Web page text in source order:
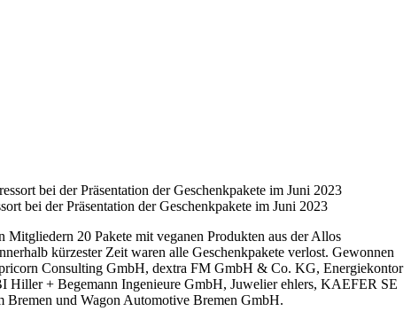
bei der Präsentation der Geschenkpakete im Juni 2023
Mitgliedern 20 Pakete mit veganen Produkten aus der Allos
kürzester Zeit waren alle Geschenkpakete verlost. Gewonnen
Consulting GmbH, dextra FM GmbH & Co. KG, Energiekontor
+ Begemann Ingenieure GmbH, Juwelier ehlers, KAEFER SE
und Wagon Automotive Bremen GmbH.